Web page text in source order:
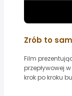
Zrób to
Film
przepływowej
krok po kroku